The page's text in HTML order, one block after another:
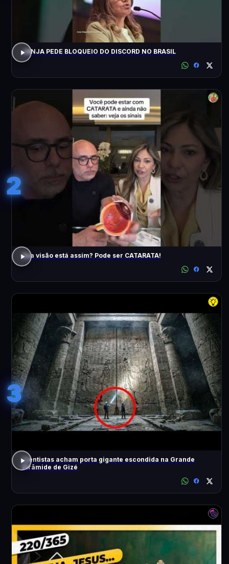
JANJA PEDE BLOQUEIO DO DISCORD NO BRASIL
2
Sua visão está assim? Pode ser CATARATA!
3
Cientistas acham porta gigante escondida na Grande
Pirâmide de Gizé